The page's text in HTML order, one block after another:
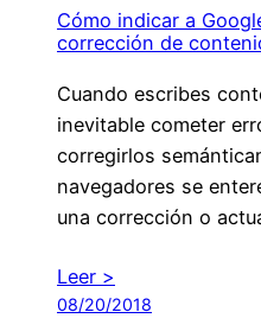
Cómo indicar a
corrección de
Cuando escribes
inevitable cometer
corregirlos
navegadores se
una corrección o
Leer >
08/20/2018